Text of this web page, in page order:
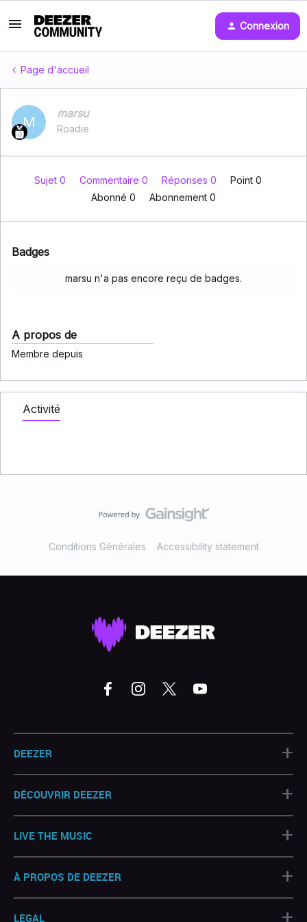
Connexion
Page d'accueil
M
marsu
Roadie
Sujet 0 Commentaire 0 Réponses 0
Point 0
Abonné 0 Abonnement 0
Badges
marsu n'a pas encore reçu de badges.
A propos de
Membre depuis
Activité
Conditions Générales Accessibility statement
DEEZER +
DÉCOUVRIR DEEZER +
LIVE THE MUSIC +
À PROPOS DE DEEZER +
LEGAL +